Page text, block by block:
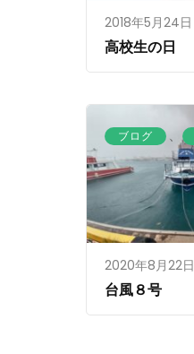
2018年5月24日
高校生の日
ブログ 、
2020年8月22日
台風８号